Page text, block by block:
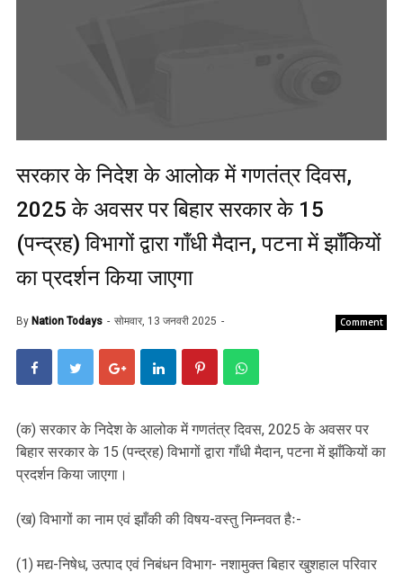
सरकार के निदेश के आलोक में गणतंत्र दिवस,
2025 के अवसर पर बिहार सरकार के 15
(पन्द्रह) विभागों द्वारा गाँधी मैदान, पटना में झाँकियों
का प्रदर्शन किया जाएगा
By Nation Todays सोमवार, 13 जनवरी 2025 Comment
(क) सरकार के निदेश के आलोक में गणतंत्र दिवस, 2025 के अवसर पर
बिहार सरकार के 15 (पन्द्रह) विभागों द्वारा गाँधी मैदान, पटना में झाँकियों का
प्रदर्शन किया जाएगा।
(ख) विभागों का नाम एवं झाँकी की विषय-वस्तु निम्नवत हैः-
(1) मद्य-निषेध, उत्पाद एवं निबंधन विभाग- नशामुक्त बिहार खुशहाल परिवार